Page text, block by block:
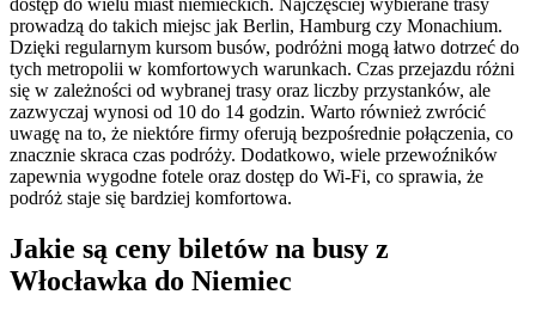
prowadzą do takich miejsc jak Berlin, Hamburg czy Monachium.
Dzięki regularnym kursom busów, podróżni mogą łatwo dotrzeć do
tych metropolii w komfortowych warunkach. Czas przejazdu różni
się w zależności od wybranej trasy oraz liczby przystanków, ale
zazwyczaj wynosi od 10 do 14 godzin. Warto również zwrócić
uwagę na to, że niektóre firmy oferują bezpośrednie połączenia, co
znacznie skraca czas podróży. Dodatkowo, wiele przewoźników
zapewnia wygodne fotele oraz dostęp do Wi-Fi, co sprawia, że
podróż staje się bardziej komfortowa.
Jakie są ceny biletów na busy z
Włocławka do Niemiec